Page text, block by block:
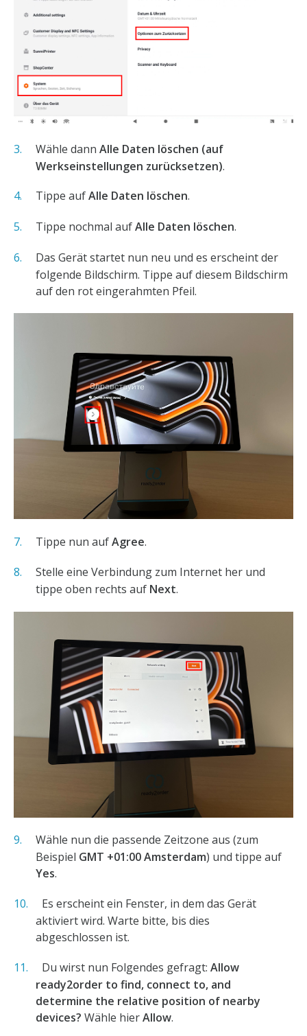
Wähle dann Alle Daten löschen (auf
Werkseinstellungen zurücksetzen).
Tippe aufAlle Daten löschen.
Tippe nochmal aufAlle Daten löschen.
Das Gerät startet nun neu und es erscheint der
folgende Bildschirm. Tippe auf diesem Bildschirm
auf den rot eingerahmten Pfeil.
Tippe nun aufAgree.
Stelle eine Verbindung zum Internet her und
tippe oben rechts auf Next.
Wähle nun die passende Zeitzone aus (zum
Beispiel GMT +01:00 Amsterdam) und tippe auf
Yes.
Es erscheint ein Fenster, in dem das Gerät
aktiviert wird. Warte bitte, bis dies
abgeschlossen ist.
Du wirst nun Folgendes gefragt: Allow
ready2order to find, connect to, and
determine the relative position of nearby
devices? Wähle hierAllow.